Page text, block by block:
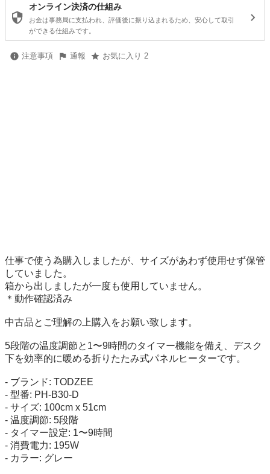
オンライン決済の仕組み
お金は事務局に支払われ、評価後に振り込まれるため、安心して取引
ができる仕組みです。
注意事項 通報 お気に入り 2
仕事で使う為購入しましたが、サイズがあわず使用せず保管
していました。
箱から出しましたが一度も使用していません。
＊動作確認済み
中古品とご理解の上購入をお願い致します。
5段階の温度調節と1〜9時間のタイマー機能を備え、デスク
下を効率的に暖める折りたたみ式パネルヒーターです。
- ブランド: TODZEE
- 型番: PH-B30-D
- サイズ: 100cm x 51cm
- 温度調節: 5段階
- タイマー設定: 1〜9時間
- 消費電力: 195W
- カラー: グレー